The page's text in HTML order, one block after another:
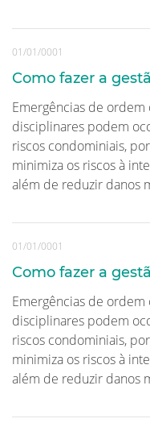
01/01/0001
Como fazer a
Emergências de
disciplinares podem
riscos condominiais,
minimiza os riscos à
além de reduzir danos
01/01/0001
Como fazer a
Emergências de
disciplinares podem
riscos condominiais,
minimiza os riscos à
além de reduzir danos